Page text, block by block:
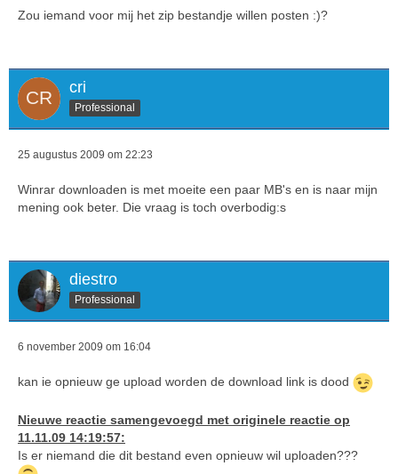
Zou iemand voor mij het zip bestandje willen posten :)?
cri
Professional
25 augustus 2009 om 22:23
Winrar downloaden is met moeite een paar MB's en is naar mijn
mening ook beter. Die vraag is toch overbodig:s
diestro
Professional
6 november 2009 om 16:04
kan ie opnieuw ge upload worden de download link is dood
Nieuwe reactie samengevoegd met originele reactie op
11.11.09 14:19:57:
Is er niemand die dit bestand even opnieuw wil uploaden???